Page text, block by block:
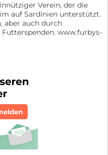
Verein, der die
auf Sardinien unterstützt.
aber auch durch
www.furbys-